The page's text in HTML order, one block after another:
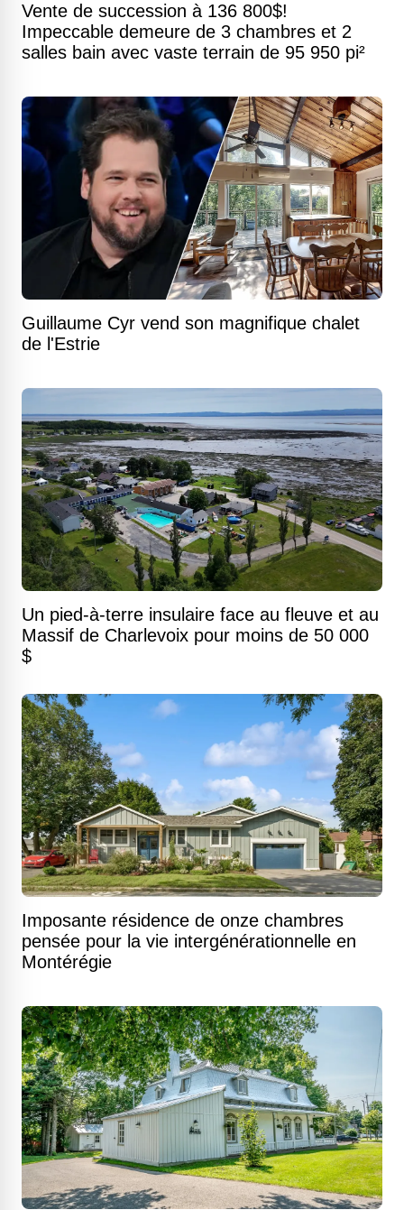
Vente de succession à 136 800$!
Impeccable demeure de 3 chambres et 2
salles bain avec vaste terrain de 95 950 pi²
Guillaume Cyr vend son magnifique chalet
de l'Estrie
Un pied-à-terre insulaire face au fleuve et au
Massif de Charlevoix pour moins de 50 000
$
Imposante résidence de onze chambres
pensée pour la vie intergénérationnelle en
Montérégie